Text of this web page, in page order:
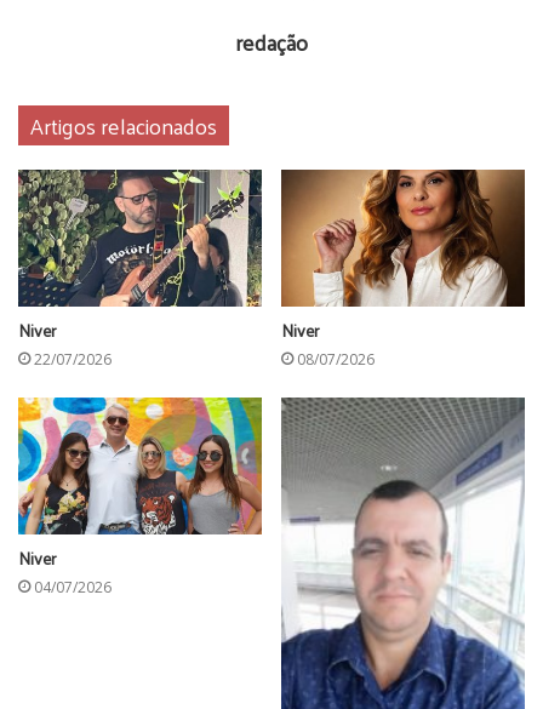
AMANDA CAVALCANTEredação
Artigos relacionados
Niver
22/07/2026
Niver
08/07/2026
Niver
04/07/2026